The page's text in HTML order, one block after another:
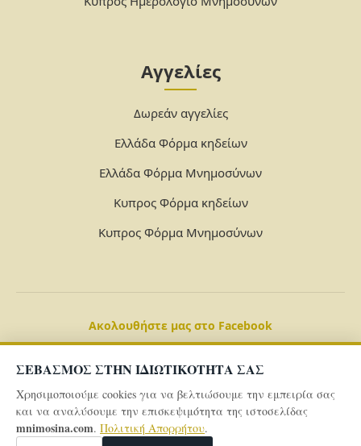
ΣΕΒΑΣΜΟΣ ΣΤΗΝ ΙΔΙΩΤΙΚΟΤΗΤΑ ΣΑΣ
Χρησιμοποιούμε cookies για να βελτιώσουμε την εμπειρία σας
και να αναλύσουμε την επισκεψιμότητα της ιστοσελίδας
mnimosina.com. Πολιτική Απορρήτου.
Αγγελίες
Δωρεάν αγγελίες
Ελλάδα Φόρμα κηδείων
Ελλάδα Φόρμα Μνημοσύνων
Κυπρος Φόρμα κηδείων
Κυπρος Φόρμα Μνημοσύνων
Ακολουθήστε μας στο Facebook